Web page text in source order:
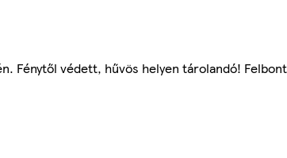
Fénytől védett, hűvös helyen tárolandó!